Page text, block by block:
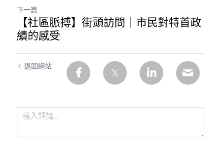
莊豪鋒專欄
香港科技專上書院｜專欄
下一篇
【社區脈搏】街頭訪問｜市民對特首政
績的感受
返回網站